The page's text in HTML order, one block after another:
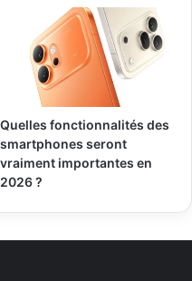
Quelles fonctionnalités des
smartphones seront
vraiment importantes en
2026 ?